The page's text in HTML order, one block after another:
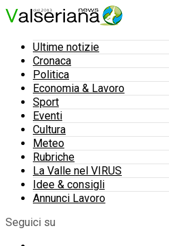
Ultime notizie
Cronaca
Politica
Economia & Lavoro
Sport
Eventi
Cultura
Meteo
Rubriche
La Valle nel VIRUS
Idee & consigli
Annunci Lavoro
Seguici su